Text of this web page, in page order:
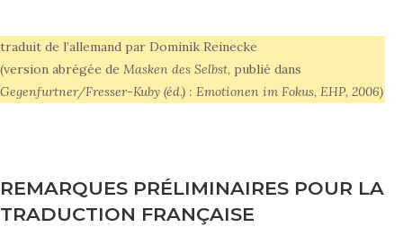
traduit de l’allemand par Dominik Reinecke
(version abrégée de Masken des Selbst, publié dans
Gegenfurtner/Fresser-Kuby (éd.) : Emotionen im Fokus, EHP, 2006)
REMARQUES PRÉLIMINAIRES POUR LA
TRADUCTION FRANÇAISE